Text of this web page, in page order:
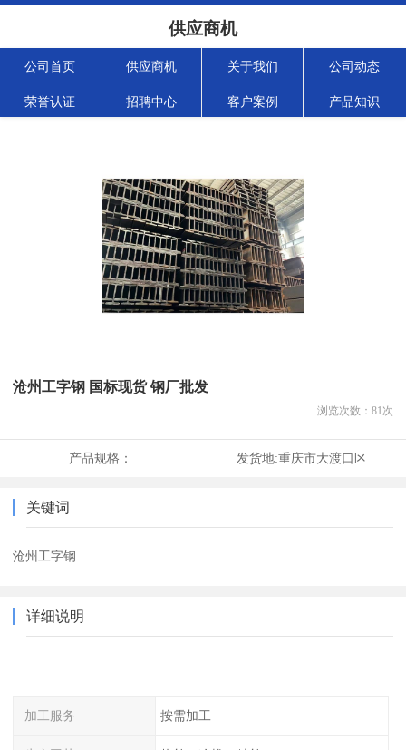
供应商机
公司首页 供应商机 关于我们 公司动态
荣誉认证 招聘中心 客户案例 产品知识
沧州工字钢 国标现货 钢厂批发
浏览次数： 81次
产品规格： 发货地:重庆市大渡口区
关键词
沧州工字钢
详细说明
加工服务 按需加工